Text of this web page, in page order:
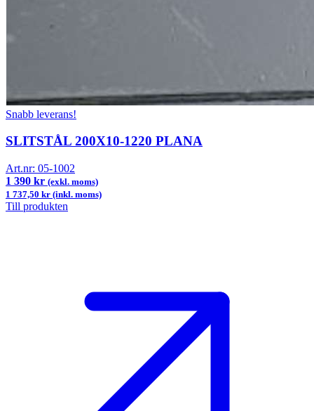
Snabb leverans!
SLITSTÅL 200X10-1220 PLANA
Art.nr: 05-1002
1 390 kr (exkl. moms)
1 737,50 kr (inkl. moms)
Till produkten